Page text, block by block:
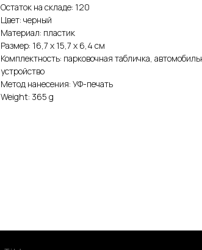
Остаток на складе: 120
Цвет: черный
Материал: пластик
Размер: 16,7 х 15,7 х 6,4 см
Комплектность: парковочная табличка,
устройство
Метод нанесения: УФ-печать
Weight: 365 g